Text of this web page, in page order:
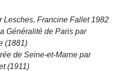
Lesches, Francine Fallet 1982
Généralité de Paris par
(1881)
de Seine-et-Marne par
(1911)